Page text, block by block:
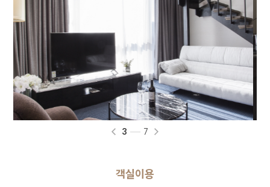
3 7
객실이용
회사가 이용자의 개인정보를 수집 및 이용하는
이용목적
문의
온라인 문의에 따른 의사 확인 및 본인
식별, 서비스 부정이용 방지, 각종
고지 및 안내, 분쟁 조정을 위한 기록
보존
회사는 기본적인 서비스 제공을 위한 필수 정보만을
수집하고 있으며, 선택 정보의 경우 입력하지